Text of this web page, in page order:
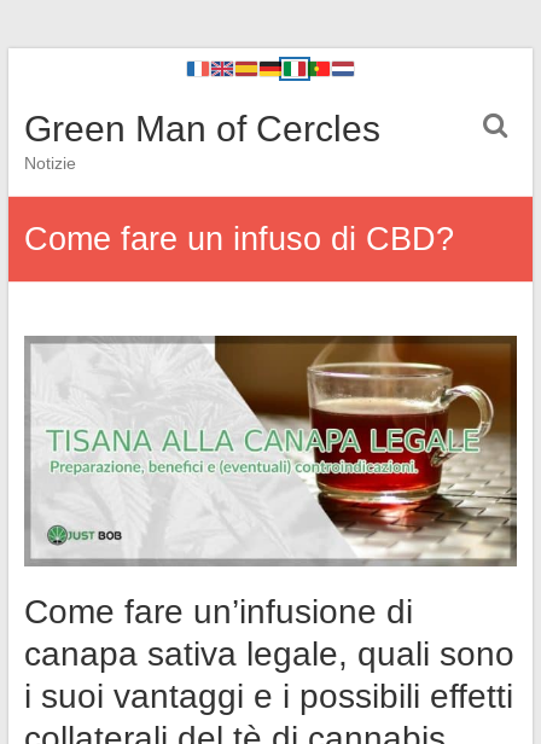
Green Man of Cercles
Notizie
Come fare un infuso di CBD?
Come fare un’infusione di
canapa sativa legale, quali sono
i suoi vantaggi e i possibili effetti